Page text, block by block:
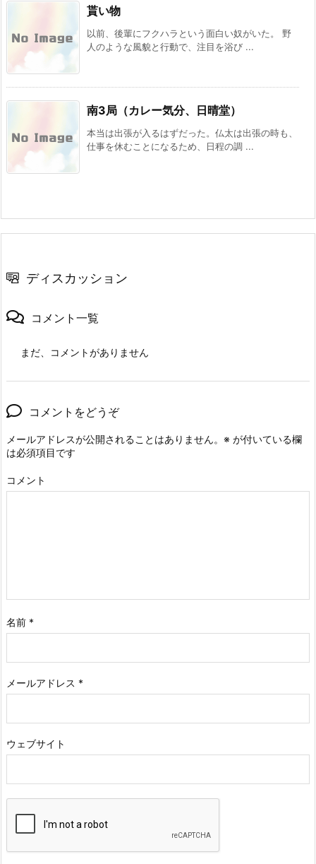
貰い物
以前、後輩にフクハラという面白い奴がいた。 野
人のような風貌と行動で、注目を浴び ...
南3局（カレー気分、日晴堂）
本当は出張が入るはずだった。仏太は出張の時も、
仕事を休むことになるため、日程の調 ...
ディスカッション
コメント一覧
まだ、コメントがありません
コメントをどうぞ
メールアドレスが公開されることはありません。 ※ が付いている欄
は必須項目です
コメント
名前 *
メールアドレス *
ウェブサイト